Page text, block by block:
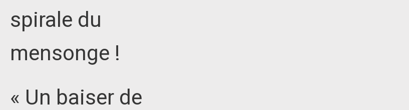
spirale du
mensonge !
« Un baiser de